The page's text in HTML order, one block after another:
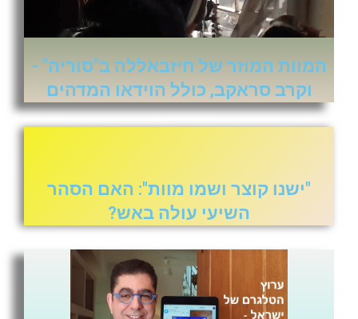
המוות המוזר של חיזבאללה ב"סוריה" -
וקרב סראקב, כולל הוידאו המדהים
"ישנו קוצר ושמו מוות": האם הסהר
השיעי עולה באש?